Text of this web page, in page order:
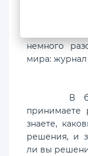
немного
мира:
В
знаете,
решения, и
ли вы